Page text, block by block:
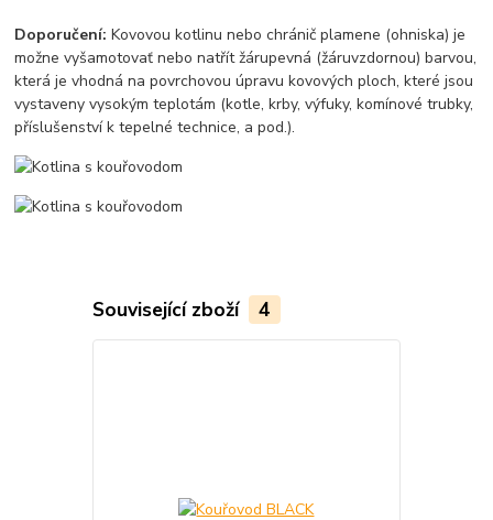
Doporučení: Kovovou kotlinu nebo chránič plamene (ohniska) je
možne vyšamotovať nebo natřít žárupevná (žáruvzdornou) barvou,
která je vhodná na povrchovou úpravu kovových ploch, které jsou
vystaveny vysokým teplotám (kotle, krby, výfuky, komínové trubky,
příslušenství k tepelné technice, a pod.).
Související zboží 4